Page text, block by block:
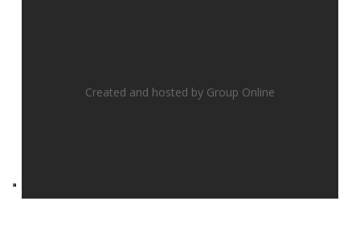
Created and hosted by Group Online